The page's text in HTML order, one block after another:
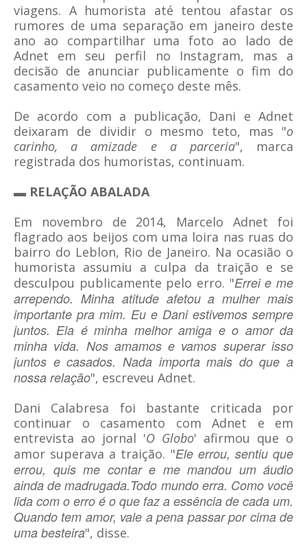
viagens. A humorista até tentou afastar os
rumores de uma separação em janeiro deste
ano ao compartilhar uma foto ao lado de
Adnet em seu perfil no Instagram, mas a
decisão de anunciar publicamente o fim do
casamento veio no começo deste mês.
De acordo com a publicação, Dani e Adnet
deixaram de dividir o mesmo teto, mas "o
carinho, a amizade e a parceria", marca
registrada dos humoristas, continuam.
▬ RELAÇÃO ABALADA
Em novembro de 2014, Marcelo Adnet foi
flagrado aos beijos com uma loira nas ruas do
bairro do Leblon, Rio de Janeiro. Na ocasião o
humorista assumiu a culpa da traição e se
desculpou publicamente pelo erro. "Errei e me
arrependo. Minha atitude afetou a mulher mais
importante pra mim. Eu e Dani estivemos sempre
juntos. Ela é minha melhor amiga e o amor da
minha vida. Nos amamos e vamos superar isso
juntos e casados. Nada importa mais do que a
nossa relação", escreveu Adnet.
Dani Calabresa foi bastante criticada por
continuar o casamento com Adnet e em
entrevista ao jornal 'O Globo' afirmou que o
amor superava a traição. "Ele errou, sentiu que
errou, quis me contar e me mandou um áudio
ainda de madrugada.Todo mundo erra. Como você
lida com o erro é o que faz a essência de cada um.
Quando tem amor, vale a pena passar por cima de
uma besteira", disse.